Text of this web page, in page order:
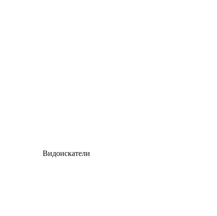
Видоискатели